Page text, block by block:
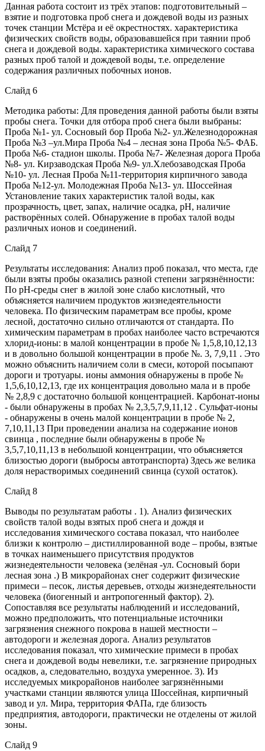
Данная работа состоит из трёх этапов: подготовительный –
взятие и подготовка проб снега и дождевой воды из разных
точек станции Мстёра и её окрестностях. характеристика
физических свойств воды, образовавшейся при таянии проб
снега и дождевой воды. характеристика химического состава
разных проб талой и дождевой воды, т.е. определение
содержания различных побочных ионов.
Слайд 6
Методика работы: Для проведения данной работы были взяты
пробы снега. Точки для отбора проб снега были выбраны:
Проба №1- ул. Сосновый бор Проба №2- ул.Железнодорожная
Проба №3 –ул.Мира Проба №4 – лесная зона Проба №5- ФАБ.
Проба №6- стадион школы. Проба №7- Железная дорога Проба
№8- ул. Кирзаводская Проба №9- ул.Хлебозаводская Проба
№10- ул. Лесная Проба №11-территория кирпичного завода
Проба №12-ул. Молодежная Проба №13- ул. Шоссейная
Установление таких характеристик талой воды, как
прозрачность, цвет, запах, наличие осадка, рH, наличие
растворённых солей. Обнаружение в пробах талой воды
различных ионов и соединений.
Слайд 7
Результаты исследования: Анализ проб показал, что места, где
были взяты пробы оказались разной степени загрязнённости:
По рН-среды снег в жилой зоне слабо кислотный, что
объясняется наличием продуктов жизнедеятельности
человека. По физическим параметрам все пробы, кроме
лесной, достаточно сильно отличаются от стандарта. По
химическим параметрам в пробах наиболее часто встречаются
хлорид-ионы: в малой концентрации в пробе № 1,5,8,10,12,13
и в довольно большой концентрации в пробе №. 3, 7,9,11 . Это
можно объяснить наличием соли в смеси, которой посыпают
дороги и тротуары. ионы аммония обнаружены в пробе №
1,5,6,10,12,13, где их концентрация довольно мала и в пробе
№ 2,8,9 с достаточно большой концентрацией. Карбонат-ионы
- были обнаружены в пробах № 2,3,5,7,9,11,12 . Сульфат-ионы
- обнаружены в очень малой концентрации в пробе № 2,
7,10,11,13 При проведении анализа на содержание ионов
свинца , последние были обнаружены в пробе №
3,5,7,10,11,13 в небольшой концентрации, что объясняется
близостью дороги (выбросы автотранспорта) Здесь же велика
доля нерастворимых соединений свинца (сухой остаток).
Слайд 8
Выводы по результатам работы . 1). Анализ физических
свойств талой воды взятых проб снега и дождя и
исследования химического состава показал, что наиболее
близки к контролю – дистиллированной воде – пробы, взятые
в точках наименьшего присутствия продуктов
жизнедеятельности человека (зелёная -ул. Сосновый бори
лесная зона .) В микрорайонах снег содержит физические
примеси – песок, листья деревьев, отходы жизнедеятельности
человека (биогенный и антропогенный фактор). 2).
Сопоставляя все результаты наблюдений и исследований,
можно предположить, что потенциальные источники
загрязнения снежного покрова в нашей местности –
автодороги и железная дорога. Анализ результатов
исследования показал, что химические примеси в пробах
снега и дождевой воды невелики, т.е. загрязнение природных
осадков, а, следовательно, воздуха умеренное. 3). Из
исследуемых микрорайонов наиболее загрязнёнными
участками станции являются улица Шоссейная, кирпичный
завод и ул. Мира, территория ФАПа, где близость
предприятия, автодороги, практически не отделены от жилой
зоны.
Слайд 9